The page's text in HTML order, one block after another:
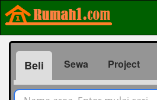
Beli Sewa Project